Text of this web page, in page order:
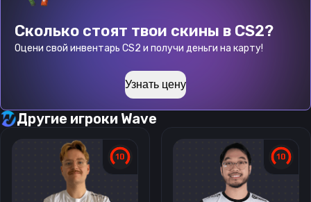
Сколько стоят твои скины в CS2?
Оцени свой инвентарь CS2 и получи деньги на карту!
Узнать цену
Другие игроки Wave